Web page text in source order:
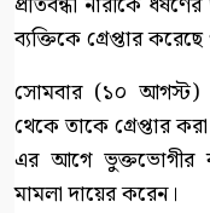
ব্যক্তিকে গ্রেপ্তার
সোমবার (১০ আগস্ট)
থেকে তাকে গ্রেপ্তার
এর আগে ভুক্তভোগীর
মামলা দায়ের করেন।